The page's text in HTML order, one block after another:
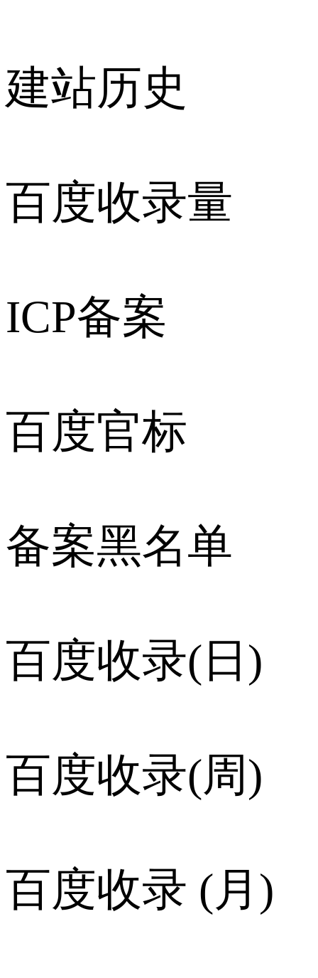
建站历史
百度收录量
ICP备案
百度官标
备案黑名单
百度收录(日)
百度收录(周)
百度收录 (月)